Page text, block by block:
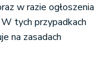
w razie ogłoszenia
tych przypadkach
na zasadach